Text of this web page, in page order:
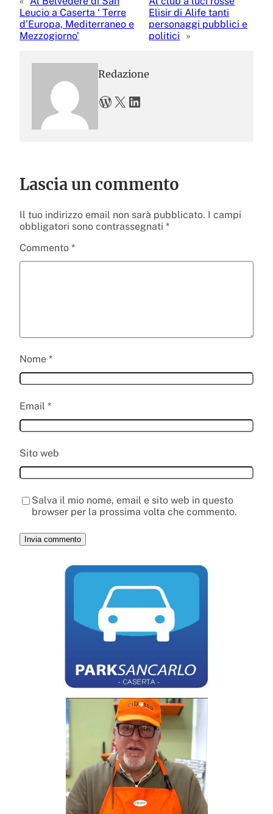
Leucio a Caserta ‘ Terre
d’Europa, Mediterraneo e
Mezzogiorno’
Elisir di Alife tanti
personaggi pubblici e
politici
»
Redazione
WordPress X LinkedIn
Lascia un commento
Il tuo indirizzo email non sarà pubblicato. I campi
obbligatori sono contrassegnati *
Commento *
Nome *
Email *
Sito web
Salva il mio nome, email e sito web in questo
browser per la prossima volta che commento.